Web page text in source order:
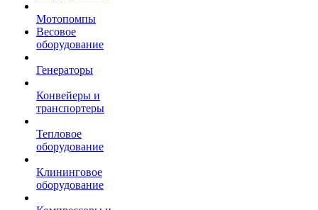
Мотопомпы
Весовое
оборудование
Генераторы
Конвейеры и
транспортеры
Тепловое
оборудование
Клининговое
оборудование